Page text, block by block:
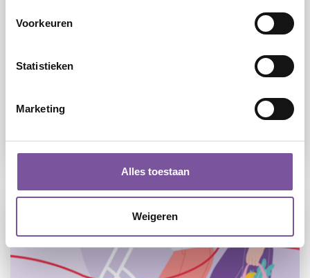
Voorkeuren
Statistieken
Marketing
Alles toestaan
Weigeren
Samen maken we het verschil voor